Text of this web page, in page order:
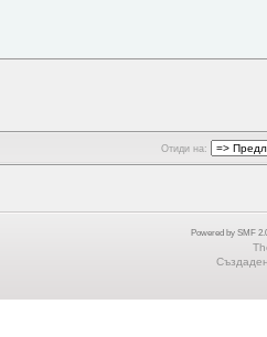
Отиди на:
Powered by SMF